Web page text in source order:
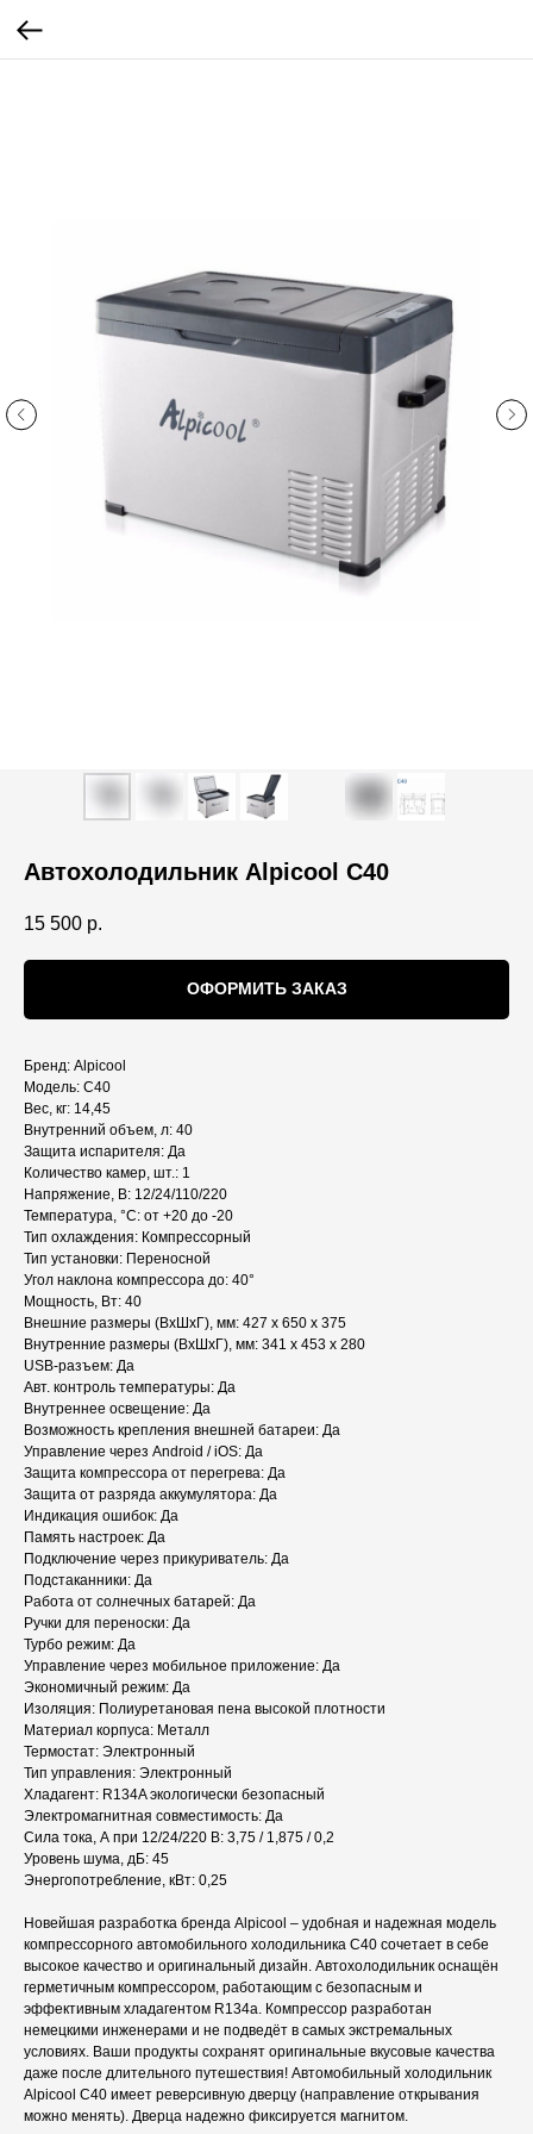
Автохолодильник Alpicool C40
15 500 р.
ОФОРМИТЬ ЗАКАЗ
Бренд: Alpicool
Модель: C40
Вес, кг: 14,45
Внутренний объем, л: 40
Защита испарителя: Да
Количество камер, шт.: 1
Напряжение, В: 12/24/110/220
Температура, °C: от +20 до -20
Тип охлаждения: Компрессорный
Тип установки: Переносной
Угол наклона компрессора до: 40°
Мощность, Вт: 40
Внешние размеры (ВxШxГ), мм: 427 х 650 х 375
Внутренние размеры (ВxШxГ), мм: 341 х 453 х 280
USB-разъем: Да
Авт. контроль температуры: Да
Внутреннее освещение: Да
Возможность крепления внешней батареи: Да
Управление через Android / iOS: Да
Защита компрессора от перегрева: Да
Защита от разряда аккумулятора: Да
Индикация ошибок: Да
Память настроек: Да
Подключение через прикуриватель: Да
Подстаканники: Да
Работа от солнечных батарей: Да
Ручки для переноски: Да
Турбо режим: Да
Управление через мобильное приложение: Да
Экономичный режим: Да
Изоляция: Полиуретановая пена высокой плотности
Материал корпуса: Металл
Термостат: Электронный
Тип управления: Электронный
Хладагент: R134A экологически безопасный
Электромагнитная совместимость: Да
Сила тока, А при 12/24/220 В: 3,75 / 1,875 / 0,2
Уровень шума, дБ: 45
Энергопотребление, кВт: 0,25
Новейшая разработка бренда Alpicool – удобная и надежная модель
компрессорного автомобильного холодильника C40 сочетает в себе
высокое качество и оригинальный дизайн. Автохолодильник оснащён
герметичным компрессором, работающим с безопасным и
эффективным хладагентом R134a. Компрессор разработан
немецкими инженерами и не подведёт в самых экстремальных
условиях. Ваши продукты сохранят оригинальные вкусовые качества
даже после длительного путешествия! Автомобильный холодильник
Alpicool C40 имеет реверсивную дверцу (направление открывания
можно менять). Дверца надежно фиксируется магнитом.